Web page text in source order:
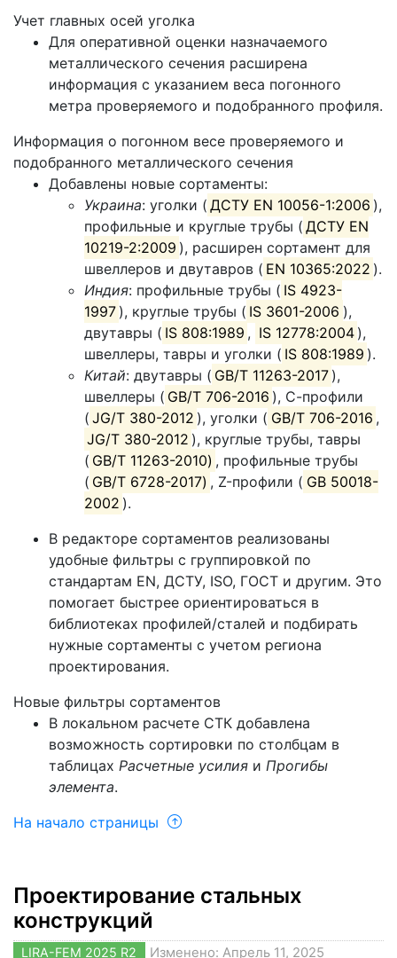
Учет главных осей уголка
Для оперативной оценки назначаемого
металлического сечения расширена
информация с указанием веса погонного
метра проверяемого и подобранного профиля.
Информация о погонном весе проверяемого и
подобранного металлического сечения
Добавлены новые сортаменты:
Украина: уголки ( ДСТУ EN 10056-1:2006 ),
профильные и круглые трубы ( ДСТУ EN
10219-2:2009 ), расширен сортамент для
швеллеров и двутавров ( EN 10365:2022 ).
Индия: профильные трубы ( IS 4923-
1997 ), круглые трубы ( IS 3601-2006 ),
двутавры ( IS 808:1989 , IS 12778:2004 ),
швеллеры, тавры и уголки ( IS 808:1989 ).
Китай: двутавры ( GB/T 11263-2017 ),
швеллеры ( GB/T 706-2016 ), С-профили
( JG/T 380-2012 ), уголки ( GB/T 706-2016 ,
JG/T 380-2012 ), круглые трубы, тавры
( GB/T 11263-2010) , профильные трубы
( GB/T 6728-2017) , Z-профили ( GB 50018-
2002 ).
В редакторе сортаментов реализованы
удобные фильтры с группировкой по
стандартам EN, ДСТУ, ISO, ГОСТ и другим. Это
помогает быстрее ориентироваться в
библиотеках профилей/сталей и подбирать
нужные сортаменты с учетом региона
проектирования.
Новые фильтры сортаментов
В локальном расчете СТК добавлена
возможность сортировки по столбцам в
таблицах Расчетные усилия и Прогибы
элемента.
На начало страницы
Проектирование стальных
конструкций
LIRA-FEM 2025 R2 Изменено: Апрель 11, 2025